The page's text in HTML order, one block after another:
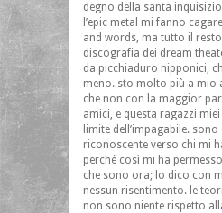
degno della santa
l’epic metal mi fanno
and words, ma tutto il
discografia dei dream
da picchiaduro nipponici,
meno. sto molto più a mio
che non con la maggior
amici, e questa ragazzi
limite dell’impagabile.
riconoscente verso chi mi
perché così mi ha
che sono ora; lo dico con
nessun risentimento. le
non sono niente rispetto